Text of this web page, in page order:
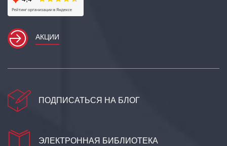
АКЦИИ
ПОДПИСАТЬСЯ НА БЛОГ
ЭЛЕКТРОННАЯ БИБЛИОТЕКА